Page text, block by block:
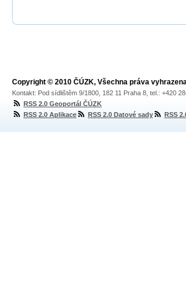
Copyright © 2010 ČÚZK, Všechna práva
Kontakt: Pod sídlištěm 9/1800, 182 11 Praha 8, tel.: +420
RSS 2.0 Geoportál ČÚZK
RSS 2.0 Aplikace
RSS 2.0 Datové sady RSS